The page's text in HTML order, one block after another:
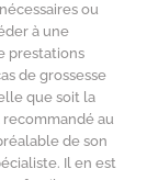
ou
à une
prestations
de grossesse
que soit la
au
de son
Il en est